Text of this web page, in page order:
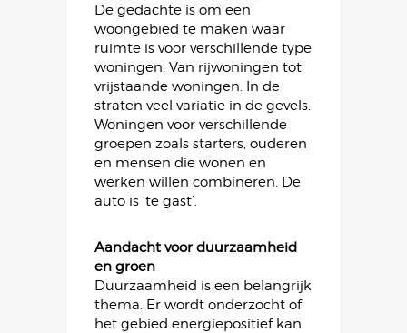
De gedachte is om een
woongebied te maken waar
ruimte is voor verschillende type
woningen. Van rijwoningen tot
vrijstaande woningen. In de
straten veel variatie in de gevels.
Woningen voor verschillende
groepen zoals starters, ouderen
en mensen die wonen en
werken willen combineren. De
auto is ‘te gast’.
Aandacht voor duurzaamheid
en groen
Duurzaamheid is een belangrijk
thema. Er wordt onderzocht of
het gebied energiepositief kan